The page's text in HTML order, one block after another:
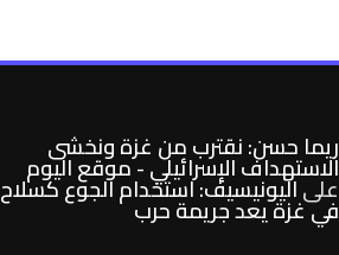
ريما حسن: نقترب من غزة ونخشى
الاستهداف الإسرائيلي - موقع اليوم
علىاليونيسيف: استخدام الجوع كسلاح
في غزة يعد جريمة حرب